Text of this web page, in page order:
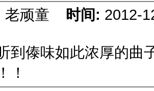
老顽童 时间: 2012-
到傣味如此浓厚的曲
！